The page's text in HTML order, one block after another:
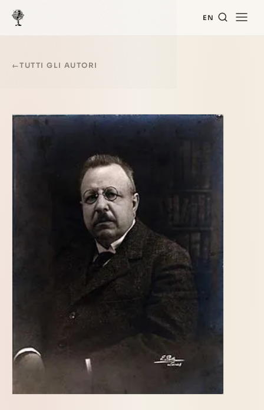
EN
←TUTTI GLI AUTORI